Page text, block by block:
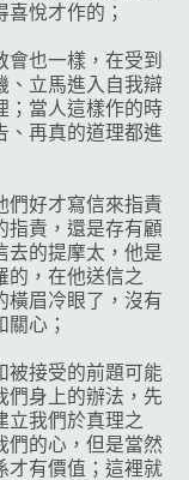
悅才作的；
也一樣，在受到
、立馬進入自我辯
；當人這樣作的時
、再真的道理都進
們好才寫信來指責
指責，還是存有顧
去的提摩太，他是
的，在他送信之
橫眉冷眼了，沒有
心；
被接受的前題可能
們身上的辦法，先
立我們於真理之
們的心，但是當然
才有價值；這裡就